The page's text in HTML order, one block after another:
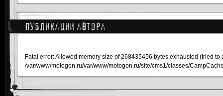
Публикации автора
Fatal error: Allowed memory size of 268435456 bytes exhausted (tried
/var/www/motogon.ru/var/www/motogon.ru/site/cms1/classes/